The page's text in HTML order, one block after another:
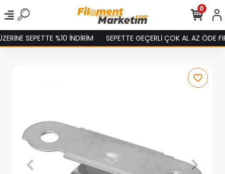
SEPETTE %10 İNDİRİM SEPETTE GEÇERLİ ÇOK AL AZ ÖDE
0